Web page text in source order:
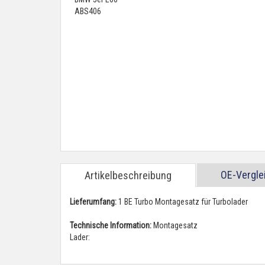
Artikelbeschreibung OE-
Lieferumfang:1 BE Turbo Montagesatz für Turbolader
Technische Information: Montagesatz
Lader: